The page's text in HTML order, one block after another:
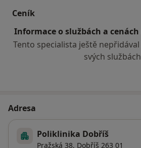
Ceník
Informace o službách a
Tento specialista ještě
svých
Adresa
Poliklinika Dobříš
Pražská 38, Dobříš 263 01